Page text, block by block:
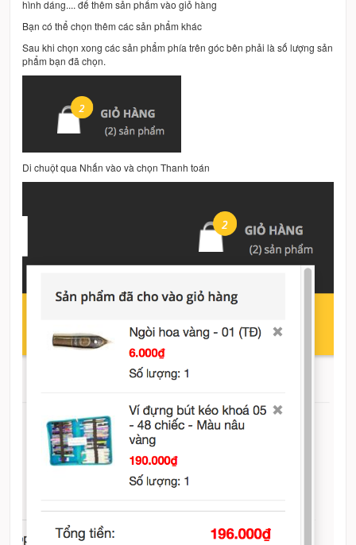
hình dáng.... để thêm sản phẩm vào giỏ hàng
Bạn có thể chọn thêm các sản phẩm khác
Sau khi chọn xong các sản phẩm phía trên góc bên phải là số lượng sản
phẩm bạn đã chọn.
Di chuột qua Nhấn vào và chọn Thanh toán